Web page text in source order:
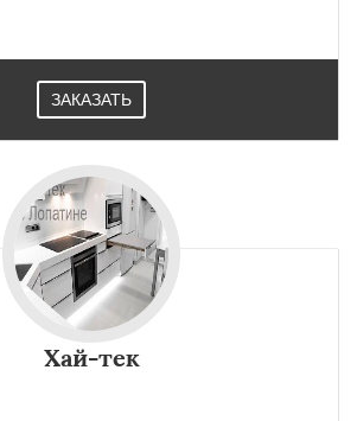
ЗАКАЗАТЬ
Хай-тек